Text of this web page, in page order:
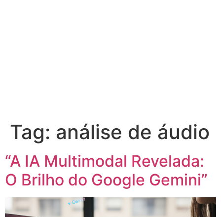
Tag: análise de áudio
“A IA Multimodal Revelada:
O Brilho do Google Gemini”